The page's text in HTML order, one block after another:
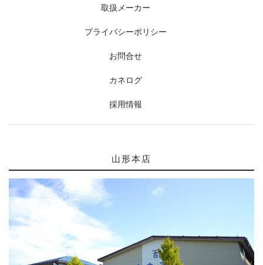
取扱メーカー
プライバシーポリシー
お問合せ
カネログ
採用情報
山形本店